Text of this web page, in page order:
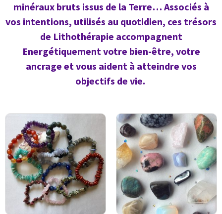
minéraux bruts issus de la Terre… Associés à
vos intentions, utilisés au quotidien, ces trésors
de Lithothérapie accompagnent
Energétiquement votre bien-être, votre
ancrage et vous aident à atteindre vos
objectifs de vie.